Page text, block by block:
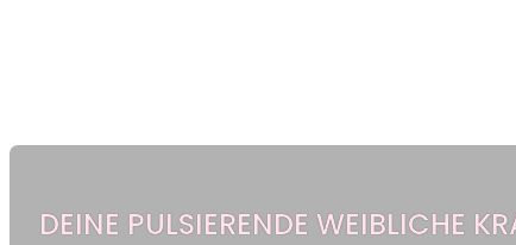
DEINE PULSIERENDE WEIBLICHE